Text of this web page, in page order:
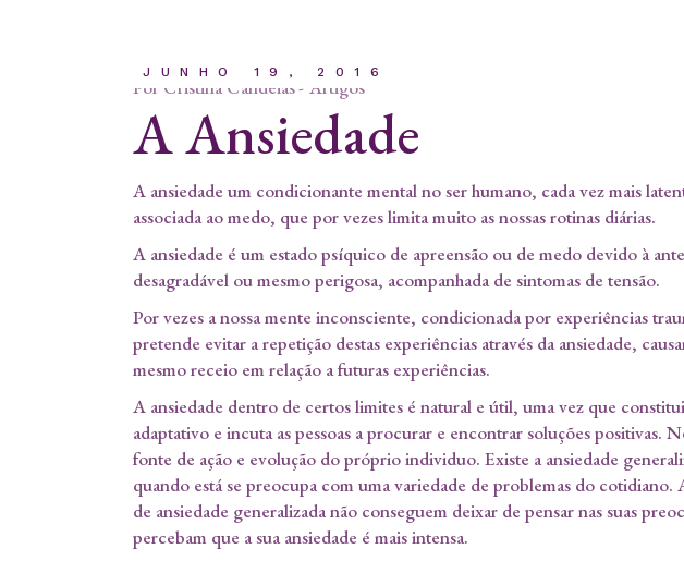
JUNHO 19, 2016
Por Cristina Candeias Artigos
A Ansiedade
A ansiedade um condicionante mental no ser humano, cada vez mais
associada ao medo, que por vezes limita muito as nossas rotinas diárias.
A ansiedade é um estado psíquico de apreensão ou de medo devido à
desagradável ou mesmo perigosa, acompanhada de sintomas de tensão.
Por vezes a nossa mente inconsciente, condicionada por experiências
pretende evitar a repetição destas experiências através da ansiedade,
mesmo receio em relação a futuras experiências.
A ansiedade dentro de certos limites é natural e útil, uma vez que
adaptativo e incuta as pessoas a procurar e encontrar soluções positivas.
fonte de ação e evolução do próprio individuo. Existe a ansiedade
quando está se preocupa com uma variedade de problemas do cotidiano.
de ansiedade generalizada não conseguem deixar de pensar nas suas
percebam que a sua ansiedade é mais intensa.